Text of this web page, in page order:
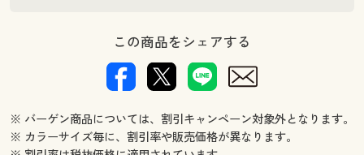
この商品をシェアする
※ バーゲン商品については、割引キャンペーン対象外となります。
※ カラーサイズ毎に、割引率や販売価格が異なります。